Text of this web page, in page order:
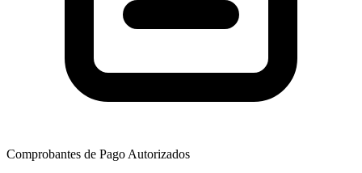
Comprobantes de Pago Autorizados